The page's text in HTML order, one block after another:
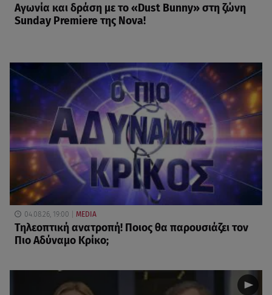
Αγωνία και δράση με το «Dust Bunny» στη ζώνη
Sunday Premiere της Nova!
04.08.26, 19:00 MEDIA
Τηλεοπτική ανατροπή! Ποιος θα παρουσιάζει τον
Πιο Αδύναμο Κρίκο;